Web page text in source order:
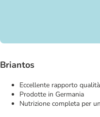
Briantos
Eccellente rapporto
Prodotte in Germania
Nutrizione completa per